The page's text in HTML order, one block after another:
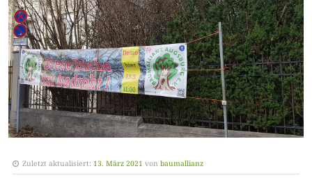
Zuletzt aktualisiert: 13. März 2021 von baumallianz